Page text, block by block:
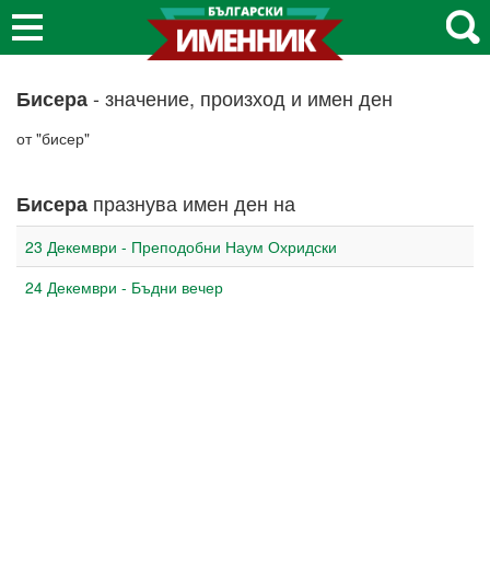
Бисера- значение, произход и имен ден
от "бисер"
Бисера празнува имен ден на
23 Декември - Преподобни Наум Охридски
24 Декември - Бъдни вечер